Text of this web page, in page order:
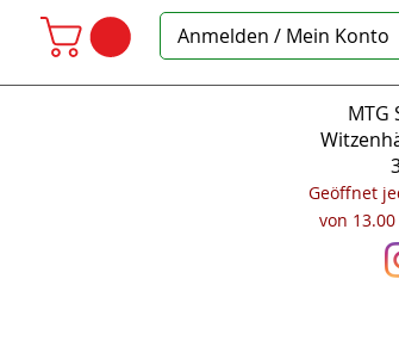
Anmelden / Mein Konto
MTG
Geöffnet
von